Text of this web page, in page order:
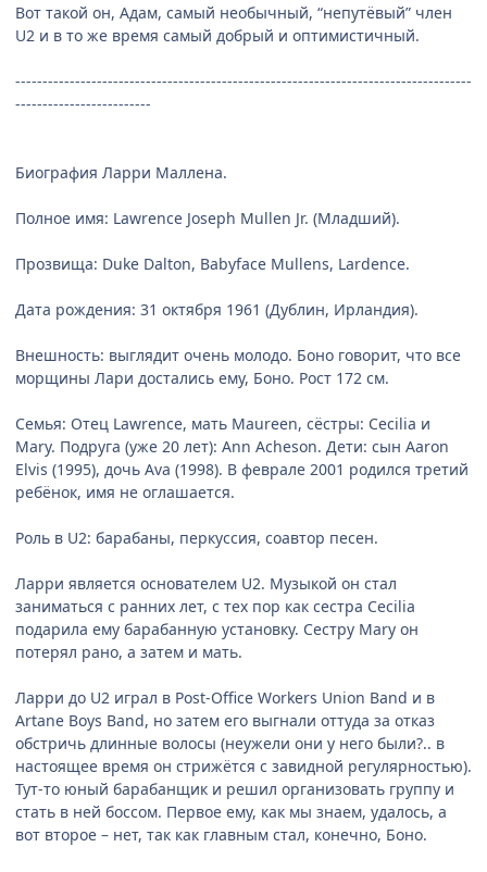
Вот такой он, Адам, самый необычный, “непутёвый” член
U2 и в то же время самый добрый и оптимистичный.
------------------------------------------------------------------------------------
-------------------------
Биография Ларри Маллена.
Полное имя: Lawrence Joseph Mullen Jr. (Младший).
Прозвища: Duke Dalton, Babyface Mullens, Lardence.
Дата рождения: 31 октября 1961 (Дублин, Ирландия).
Внешность: выглядит очень молодо. Боно говорит, что все
морщины Лари достались ему, Боно. Рост 172 см.
Семья: Отец Lawrence, мать Maureen, сёстры: Cecilia и
Mary. Подруга (уже 20 лет): Ann Acheson. Дети: сын Aaron
Elvis (1995), дочь Ava (1998). В феврале 2001 родился третий
ребёнок, имя не оглашается.
Роль в U2: барабаны, перкуссия, соавтор песен.
Ларри является основателем U2. Музыкой он стал
заниматься с ранних лет, с тех пор как сестра Cecilia
подарила ему барабанную установку. Сестру Mary он
потерял рано, а затем и мать.
Ларри до U2 играл в Post-Office Workers Union Band и в
Artane Boys Band, но затем его выгнали оттуда за отказ
обстричь длинные волосы (неужели они у него были?.. в
настоящее время он стрижётся с завидной регулярностью).
Тут-то юный барабанщик и решил организовать группу и
стать в ней боссом. Первое ему, как мы знаем, удалось, а
вот второе – нет, так как главным стал, конечно, Боно.